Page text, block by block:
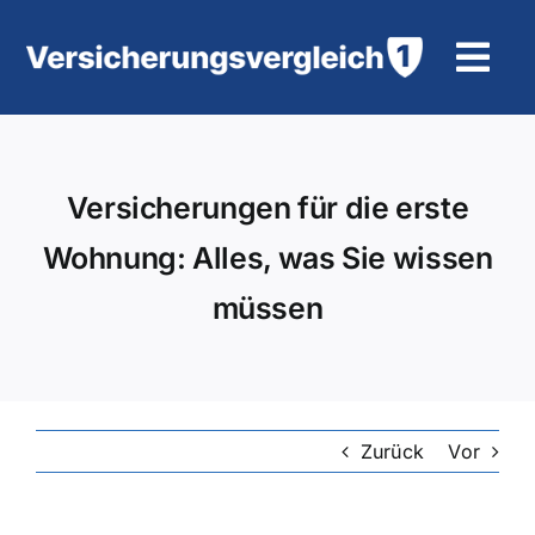
Inhalt
KFZ-Versicherung
Versicherungen für die erste
Wohnung: Alles, was Sie wissen
müssen
Zurück Vor